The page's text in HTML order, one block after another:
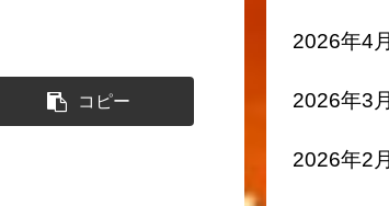
コピー
2026年4月
2026年3月
2026年2月